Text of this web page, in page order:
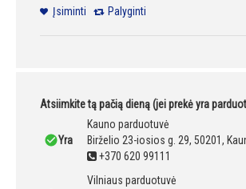
Įsiminti Palyginti
Atsiimkite tą pačią dieną (jei prekė yra
Yra
Kauno parduotuvė
Birželio 23-iosios g. 29, 50201,
+370 620 99111
Vilniaus parduotuvė